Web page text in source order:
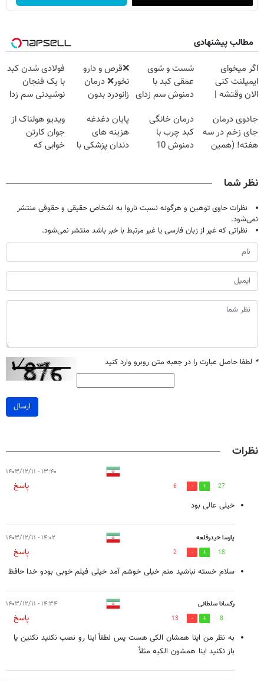
مطالب پیشنهادی
اگر میخوای
ایمپلنت کنی
الان وقتشه |
میلیون تومان!!!
شست و شوی
عمقی کبد با
دمنوش سم زدای
❌قرص‌ و دارو
نخور❌ درمان
زانودرد بدون
فولادی شدن کبد
با یک فنجان
نوشیدنی سم زدا
جادوی درمان
جای زخم در سه
هفته! (همین
درمان خانگی
کبد چرب با
دمنوش 10
پایان دغدغه
هزینه های
دندان پزشکی با
ویدیو هولناک از
جوان کارتن
خوابی که
نظر شما
نظرات حاوی توهین و هرگونه نسبت ناروا به اشخاص حقیقی و حقوقی منتشر
نمی‌شود.
نظراتی که غیر از زبان فارسی یا غیر مرتبط با خبر باشد منتشر نمی‌شود.
* لطفا حاصل عبارت را در جعبه متن روبرو وارد کنید
ارسال
نظرات
۱۳:۴۰ - ۱۴۰۳/۱۲/۱۱
27
6
پاسخ
خیلی عالی بود
پارسا حیدرقلعه ۱۴:۰۲ - ۱۴۰۳/۱۲/۱۱
18
2
پاسخ
سلام خسته نباشید منم خیلی خوشم آمد خیلی فیلم خوبی بودو خدا حافظ
رکسانا سلطانی ۱۴:۳۴ - ۱۴۰۳/۱۲/۱۱
8
13
پاسخ
به نظر من اینا همشان الکی هست پس لطفاً اینا رو نصب نکنید نکنین یا
باز نکنید اینا همشون الکیه مثلاً